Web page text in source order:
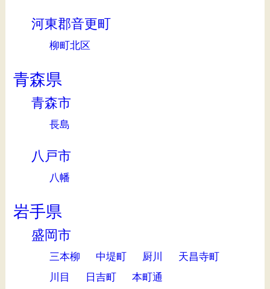
河東郡音更町
柳町北区
青森県
青森市
長島
八戸市
八幡
岩手県
盛岡市
三本柳 中堤町 厨川
天昌寺町
川目
日吉町 本町通